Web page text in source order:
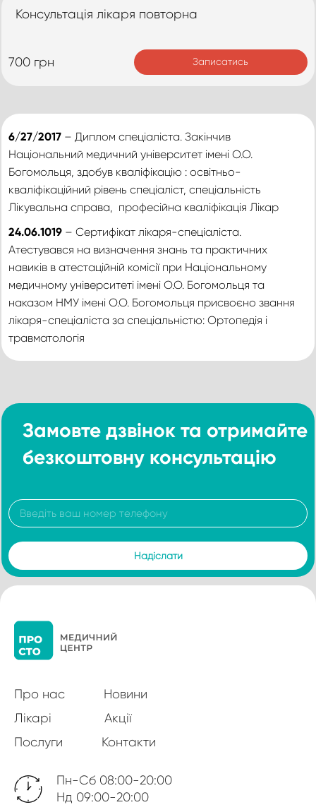
Консультація лікаря повторна
700 грн Записатись
6/27/2017 – Диплом спеціаліста. Закінчив
Національний медичний університет імені О.О.
Богомольця, здобув кваліфікацію : освітньо-
кваліфікаційний рівень спеціаліст, спеціальність
Лікувальна справа, професійна кваліфікація Лікар
24.06.1019 – Сертифікат лікаря-спеціаліста.
Атестувався на визначення знань та практичних
навиків в атестаційній комісії при Національному
медичному університеті імені О.О. Богомольця та
наказом НМУ імені О.О. Богомольця присвоєно звання
лікаря-спеціаліста за спеціальністю: Ортопедія і
травматологія
Замовте дзвінок та отримайте
безкоштовну консультацію
Про нас
Новини
Лікарі
Акції
Послуги
Контакти
Пн-Сб 08:00-20:00
Нд 09:00-20:00